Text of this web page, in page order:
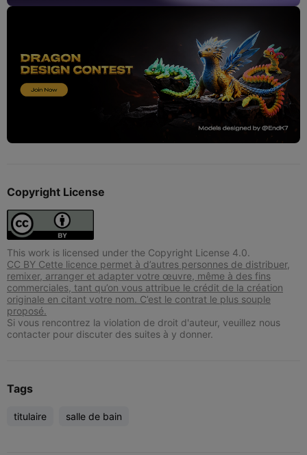
Copyright License
This work is licensed under the Copyright License 4.0.
CC BY Cette licence permet à d’autres personnes de distribuer,
remixer, arranger et adapter votre œuvre, même à des fins
commerciales, tant qu’on vous attribue le crédit de la création
originale en citant votre nom. C’est le contrat le plus souple
proposé.
Si vous rencontrez la violation de droit d'auteur, veuillez nous
contacter pour discuter des suites à y donner.
Tags
titulaire salle de bain